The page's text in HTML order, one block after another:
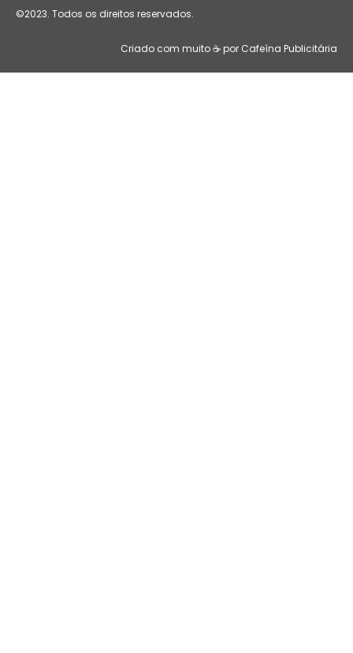
©2023. Todos os direitos reservados.
Criado com muito ☕ por Cafeína Publicitária